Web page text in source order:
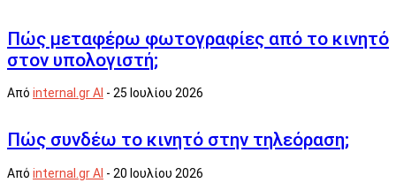
Πώς μεταφέρω φωτογραφίες από το κινητό
στον υπολογιστή;
Από internal.gr AI - 25 Ιουλίου 2026
Πώς συνδέω το κινητό στην τηλεόραση;
Από internal.gr AI - 20 Ιουλίου 2026